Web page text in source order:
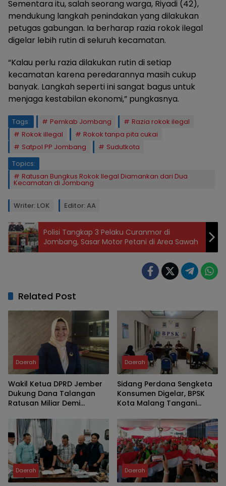
Sementara itu, salah seorang warga, Riyadi (42),
mendukung langkah penindakan yang dilakukan
petugas gabungan. Ia berharap razia rokok ilegal
digelar lebih rutin di seluruh kecamatan.
“Kalau perlu razia dilakukan rutin di setiap
kecamatan karena peredarannya masih cukup
banyak. Langkah seperti ini sangat bagus untuk
menjaga kestabilan ekonomi,” pungkasnya.
Tags: Pemkab Jombang
Razia rokok ilegal
Rokok illegal
Rokok tanpa pita cukai
Satpol PP Jombang
Sudutkota
Topics:
Ratusan Bungkus Rokok Ilegal Diamankan dari Dua
Kecamatan di Jombang
Writer: LOK Editor: AA
Polisi Tangkap 3 Pelaku Curanmor di
Jombang, Sasar Motor Petani di Area Sawah
Related Post
Daerah
Wakil Ketua DPRD Jember
Dukung Dana Talangan
Ratusan Miliar Demi
dan Layanan Publik
Daerah
Sidang Perdana Sengketa
Konsumen Digelar, BPSK
Kota Malang Tangani
Emas Majusari
Daerah Daerah